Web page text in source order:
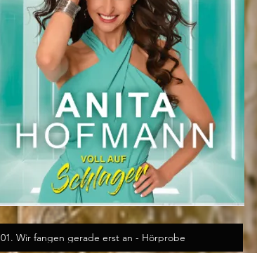
01. Wir fangen gerade erst an - Hörprobe